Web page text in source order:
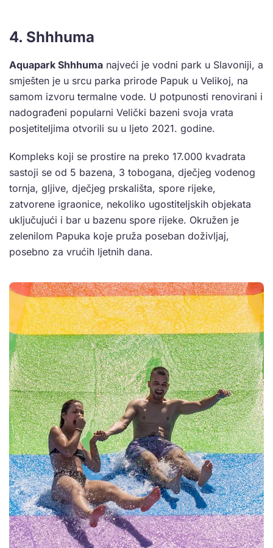
4. Shhhuma
Aquapark Shhhuma najveći je vodni park u Slavoniji, a
smješten je u srcu parka prirode Papuk u Velikoj, na
samom izvoru termalne vode. U potpunosti renovirani i
nadograđeni popularni Velički bazeni svoja vrata
posjetiteljima otvorili su u ljeto 2021. godine.
Kompleks koji se prostire na preko 17.000 kvadrata
sastoji se od 5 bazena, 3 tobogana, dječjeg vodenog
tornja, gljive, dječjeg prskališta, spore rijeke,
zatvorene igraonice, nekoliko ugostiteljskih objekata
uključujući i bar u bazenu spore rijeke. Okružen je
zelenilom Papuka koje pruža poseban doživljaj,
posebno za vrućih ljetnih dana.